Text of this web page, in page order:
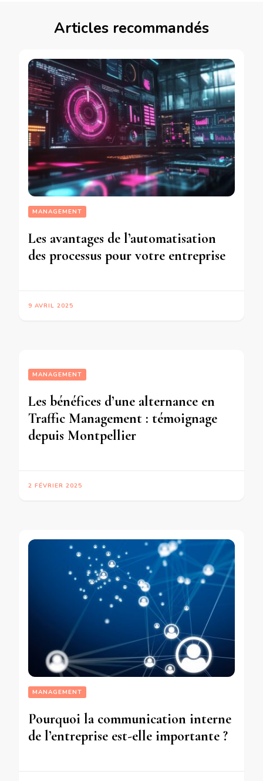
Articles recommandés
MANAGEMENT
Les avantages de l’automatisation
des processus pour votre entreprise
9 AVRIL 2025
MANAGEMENT
Les bénéfices d’une alternance en
Traffic Management : témoignage
depuis Montpellier
2 FÉVRIER 2025
MANAGEMENT
Pourquoi la communication interne
de l’entreprise est-elle importante ?